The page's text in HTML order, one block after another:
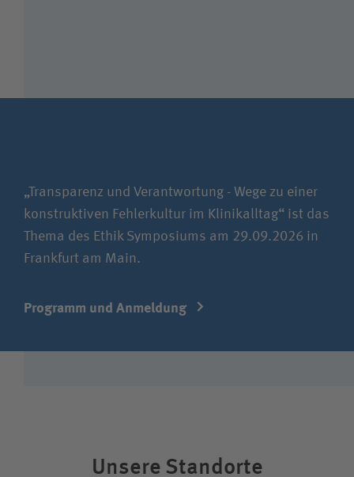
„Transparenz und Verantwortung - Wege zu einer
konstruktiven Fehler­kultur im Klinik­alltag“ ist das
Thema des Ethik Symposiums am 29.09.2026 in
Frankfurt am Main.
Programm und Anmeldung
Unsere Standorte